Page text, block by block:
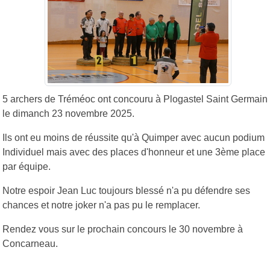
5 archers de Tréméoc ont concouru à Plogastel Saint Germain
le dimanch 23 novembre 2025.
Ils ont eu moins de réussite qu'à Quimper avec aucun podium
Individuel mais avec des places d'honneur et une 3ème place
par équipe.
Notre espoir Jean Luc toujours blessé n'a pu défendre ses
chances et notre joker n'a pas pu le remplacer.
Rendez vous sur le prochain concours le 30 novembre à
Concarneau.